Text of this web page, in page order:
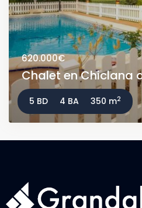
620.000€
Chalet en Chiclana
5 BD 4 BA 350 m2